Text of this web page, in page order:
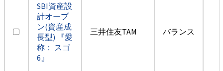
SBI資産設
計オープ
ン(資産成
長型) 『愛
称： スゴ
6』
三井住友TAM バランス